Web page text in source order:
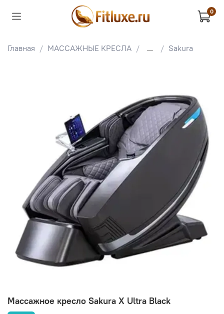
0
Главная МАССАЖНЫЕ КРЕСЛА ... Sakura
Массажное кресло Sakura X Ultra Black